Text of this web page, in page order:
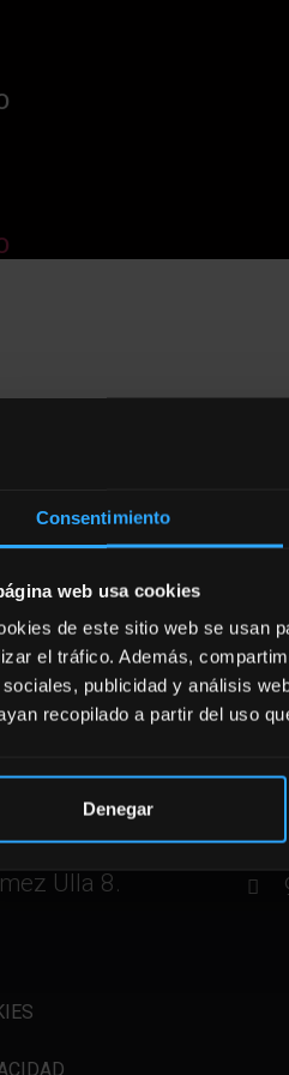
Consentimiento
web usa cookies
de este sitio web se usan
el tráfico. Además,
sociales, publicidad y análisis
recopilado a partir del uso
Denegar
Ulla 8.